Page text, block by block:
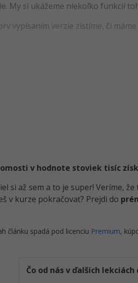
My si ukážeme niekoľko funkcií
vypísaním verzie zistíme, či
v hodnote stoviek tisíc
si až sem a to je super! Veríme,
v kurze pokračovať? Prejdi do
článku spadá pod licenciu Premium,
Čo od nás v ďalších lekciách